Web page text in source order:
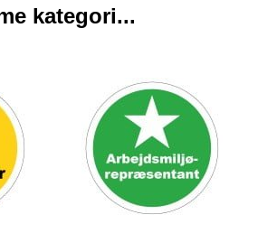
kategori...